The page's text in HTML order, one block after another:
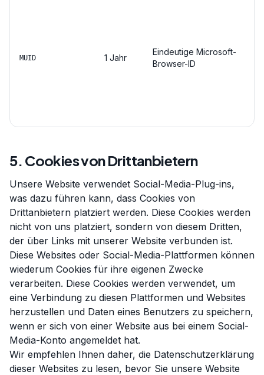
MUID 1 Jahr
Eindeutige Microsoft-
Browser-ID
5. Cookies von Drittanbietern
Unsere Website verwendet Social-Media-Plug-ins,
was dazu führen kann, dass Cookies von
Drittanbietern platziert werden. Diese Cookies werden
nicht von uns platziert, sondern von diesem Dritten,
der über Links mit unserer Website verbunden ist.
Diese Websites oder Social-Media-Plattformen können
wiederum Cookies für ihre eigenen Zwecke
verarbeiten. Diese Cookies werden verwendet, um
eine Verbindung zu diesen Plattformen und Websites
herzustellen und Daten eines Benutzers zu speichern,
wenn er sich von einer Website aus bei einem Social-
Media-Konto angemeldet hat.
Wir empfehlen Ihnen daher, die Datenschutzerklärung
dieser Websites zu lesen, bevor Sie unsere Website